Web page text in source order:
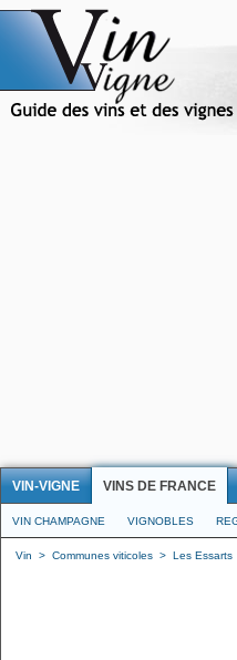
VIN-VIGNE VINS DE FRANCE
VIN CHAMPAGNE VIGNOBLES
Vin > Communes viticoles > Les Essarts